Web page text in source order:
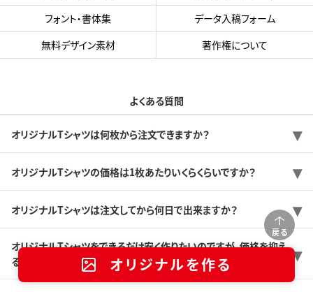
戻る
オリジナルを作る
フォント・書体集
データ入稿フォーム
無料デザイン素材
著作権について
よくある質問
オリジナルTシャツは何枚から注文できますか？
オリジナルTシャツの価格は1枚あたりいくらくらいですか？
オリジナルTシャツは注文してから何日で出来ますか？
オリジナルTシャツをできるだけ安く作りたいのですが、価格を抑え
る方法はありますか？